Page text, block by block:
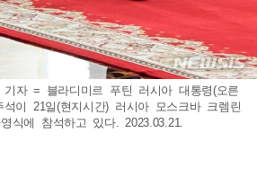
기자 = 블라디미르 푸틴 러시아 대통령(오른
이 21일(현지시간) 러시아 모스크바 크렘린
식에 참석하고 있다. 2023.03.21.